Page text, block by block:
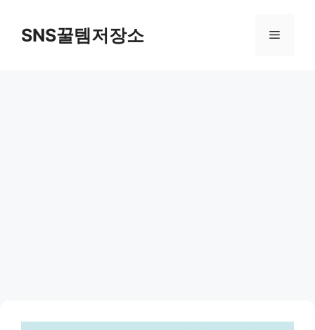
SNS꿀템저장소 메